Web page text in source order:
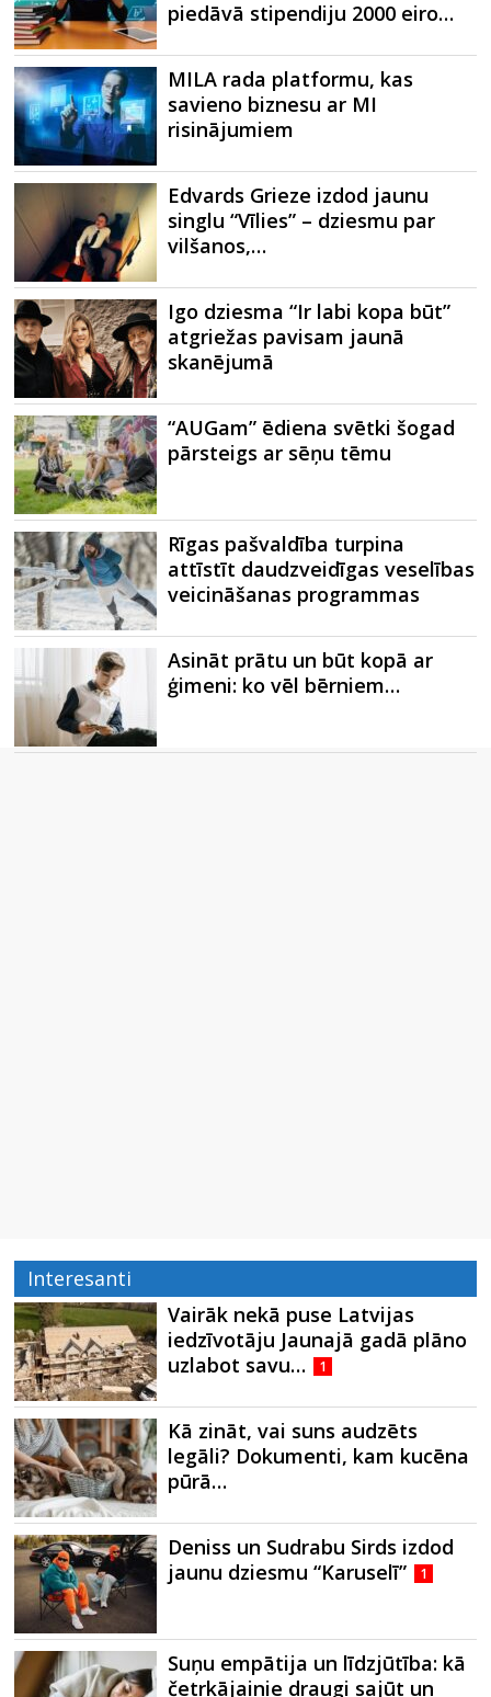
piedāvā stipendiju 2000 eiro…
MILA rada platformu, kas
savieno biznesu ar MI
risinājumiem
Edvards Grieze izdod jaunu
singlu “Vīlies” – dziesmu par
vilšanos,…
Igo dziesma “Ir labi kopa būt”
atgriežas pavisam jaunā
skanējumā
“AUGam” ēdiena svētki šogad
pārsteigs ar sēņu tēmu
Rīgas pašvaldība turpina
attīstīt daudzveidīgas veselības
veicināšanas programmas
Asināt prātu un būt kopā ar
ģimeni: ko vēl bērniem…
Interesanti
Vairāk nekā puse Latvijas
iedzīvotāju Jaunajā gadā plāno
uzlabot savu…
1
Kā zināt, vai suns audzēts
legāli? Dokumenti, kam kucēna
pūrā…
Deniss un Sudrabu Sirds izdod
jaunu dziesmu “Karuselī”
1
Suņu empātija un līdzjūtība: kā
četrkājainie draugi sajūt un